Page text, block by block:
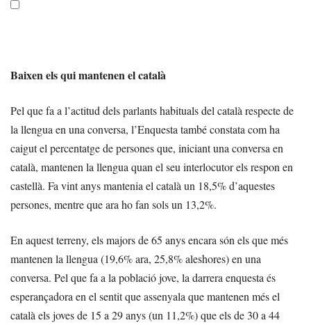
Baixen els qui mantenen el català
Pel que fa a l’actitud dels parlants habituals del català respecte de
la llengua en una conversa, l’Enquesta també constata com ha
caigut el percentatge de persones que, iniciant una conversa en
català, mantenen la llengua quan el seu interlocutor els respon en
castellà. Fa vint anys mantenia el català un 18,5% d’aquestes
persones, mentre que ara ho fan sols un 13,2%.
En aquest terreny, els majors de 65 anys encara són els que més
mantenen la llengua (19,6% ara, 25,8% aleshores) en una
conversa. Pel que fa a la població jove, la darrera enquesta és
esperançadora en el sentit que assenyala que mantenen més el
català els joves de 15 a 29 anys (un 11,2%) que els de 30 a 44